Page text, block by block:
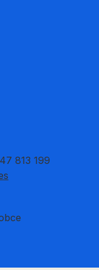
813 199